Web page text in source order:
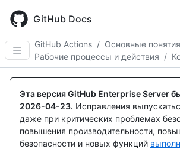
main
content
GitHub Docs
GitHub Actions / Основные понятия
Рабочие процессы и действия /
Эта версия GitHub Enterprise Server
2026-04-23. Исправления
даже при критических проблемах
повышения производительности,
безопасности и новых функций